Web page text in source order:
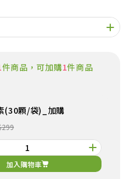
件商品，可加購1件商品
(30顆/袋)_加購
加入購物車